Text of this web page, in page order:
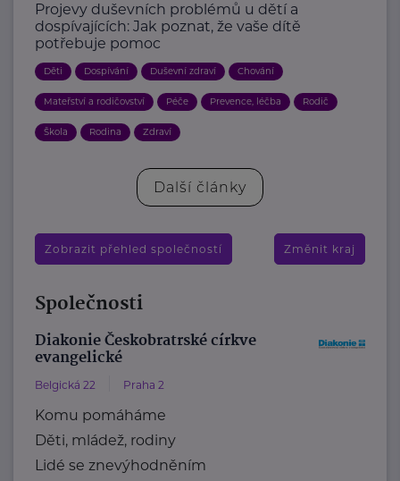
Projevy duševních problémů u dětí a
dospívajících: Jak poznat, že vaše dítě
potřebuje pomoc
Děti Dospívání Duševní zdraví Chování
Mateřství a rodičovství Péče Prevence, léčba Rodič
Škola Rodina Zdraví
Další články
Zobrazit přehled společností Změnit kraj
Společnosti
Diakonie Českobratrské církve
evangelické
Belgická 22 Praha 2
Komu pomáháme
Děti, mládež, rodiny
Lidé se znevýhodněním